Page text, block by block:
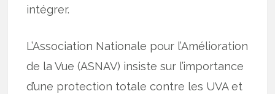
intégrer.
L’Association Nationale pour l’Amélioration
de la Vue (ASNAV) insiste sur l’importance
d’une protection totale contre les UVA et